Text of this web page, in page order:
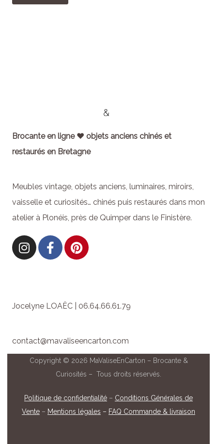
Brocante en ligne ♥ objets anciens chinés et
restaurés en Bretagne
Meubles vintage, objets anciens, luminaires, miroirs,
vaisselle et curiosités… chinés puis restaurés dans mon
atelier à Plonéis, près de Quimper dans le Finistère.
Jocelyne LOAËC | 06.64.66.61.79
contact@mavaliseencarton.com
Copyright © 2026 MaValiseEnCarton – Brocante &
Curiosités – Tous droits réservés.
Politique de confidentialité – Conditions Générales de
Vente – Mentions légales – FAQ Commande & livraison